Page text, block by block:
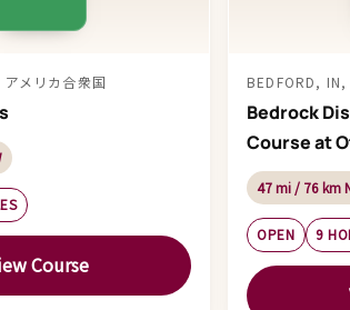
メリカ合衆国
Course
BEDFORD,
Bedrock
Course at
47 mi / 76 km
OPEN 9